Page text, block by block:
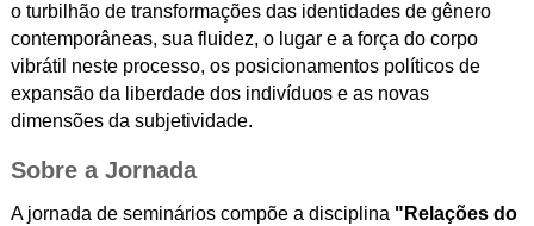
o turbilhão de transformações das identidades de gênero
contemporâneas, sua fluidez, o lugar e a força do corpo
vibrátil neste processo, os posicionamentos políticos de
expansão da liberdade dos indivíduos e as novas
dimensões da subjetividade.
Sobre a Jornada
A jornada de seminários compõe a disciplina "Relações do